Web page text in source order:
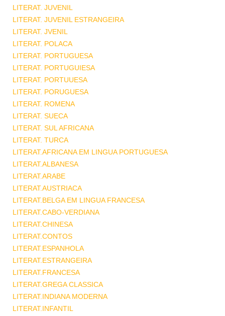
LITERAT. JUVENIL
LITERAT. JUVENIL ESTRANGEIRA
LITERAT. JVENIL
LITERAT. POLACA
LITERAT. PORTUGUESA
LITERAT. PORTUGUIESA
LITERAT. PORTUUESA
LITERAT. PORUGUESA
LITERAT. ROMENA
LITERAT. SUECA
LITERAT. SUL AFRICANA
LITERAT. TURCA
LITERAT.AFRICANA EM LINGUA PORTUGUESA
LITERAT.ALBANESA
LITERAT.ARABE
LITERAT.AUSTRIACA
LITERAT.BELGA EM LINGUA FRANCESA
LITERAT.CABO-VERDIANA
LITERAT.CHINESA
LITERAT.CONTOS
LITERAT.ESPANHOLA
LITERAT.ESTRANGEIRA
LITERAT.FRANCESA
LITERAT.GREGA CLASSICA
LITERAT.INDIANA MODERNA
LITERAT.INFANTIL